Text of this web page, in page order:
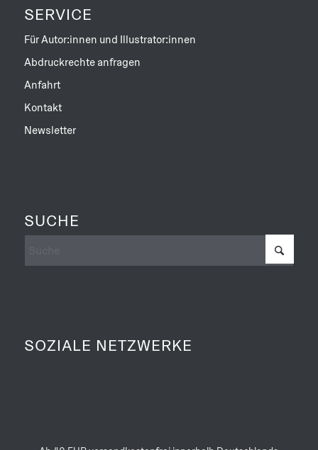
SERVICE
Für Autor:innen und Illustrator:innen
Abdruckrechte anfragen
Anfahrt
Kontakt
Newsletter
SUCHE
SOZIALE NETZWERKE